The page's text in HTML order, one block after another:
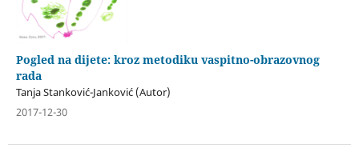
Pogled na dijete: kroz metodiku vaspitno-obrazovnog
rada
Tanja Stanković-Janković (Autor)
2017-12-30